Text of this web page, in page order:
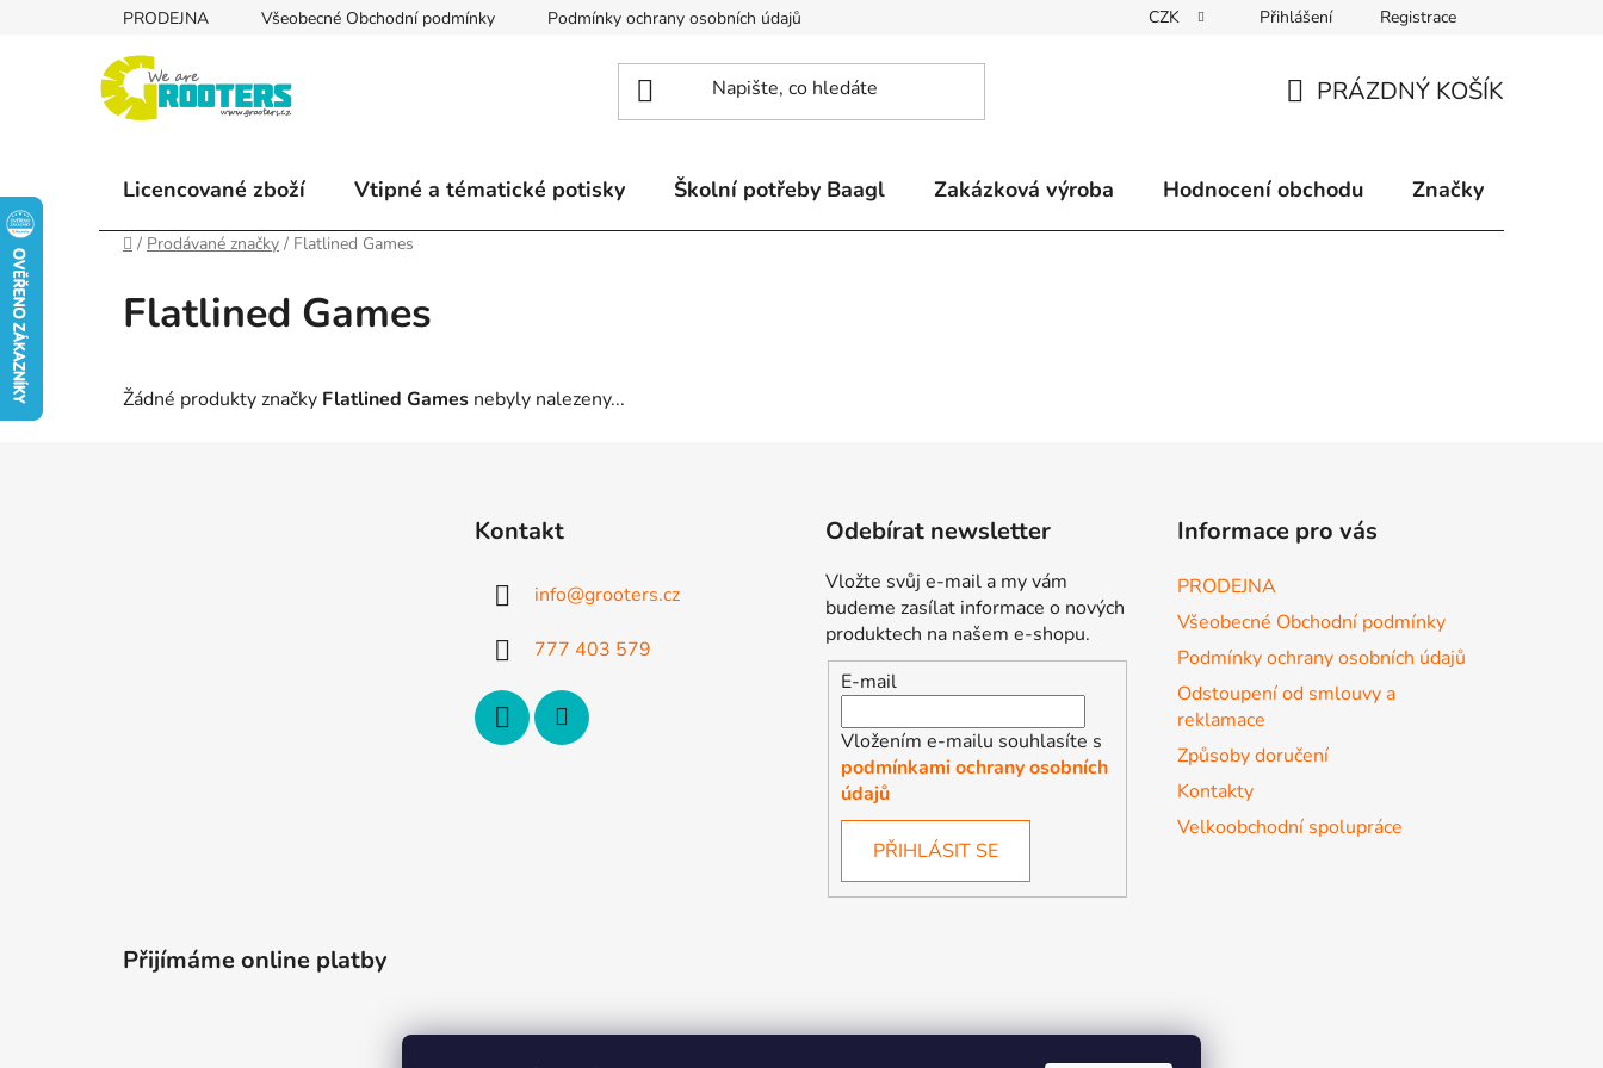
PRODEJNA Všeobecné Obchodní podmínky Podmínky ochrany osobních údajů Způsoby doručení Kontakty
CZK Přihlášení Registrace
KOŠÍK
PRÁZDNÝ KOŠÍK
Licencované zboží Vtipné a tématické potisky Školní potřeby Baagl Zakázková výroba Hodnocení obchodu Značky
Domů
/ Prodávané značky / Flatlined Games
Flatlined Games
Žádné produkty značky Flatlined Games nebyly nalezeny...
Kontakt
info@grooters.cz
777 403 579
Odebírat newsletter
Vložte svůj e-mail a my vám
budeme zasílat informace o nových
produktech na našem e-shopu.
E-mail
Vložením e-mailu souhlasíte s
podmínkami ochrany osobních
údajů
PŘIHLÁSIT SE
Informace pro vás
PRODEJNA
Všeobecné Obchodní podmínky
Podmínky ochrany osobních údajů
Odstoupení od smlouvy a
reklamace
Způsoby doručení
Kontakty
Velkoobchodní spolupráce
Přijímáme online platby